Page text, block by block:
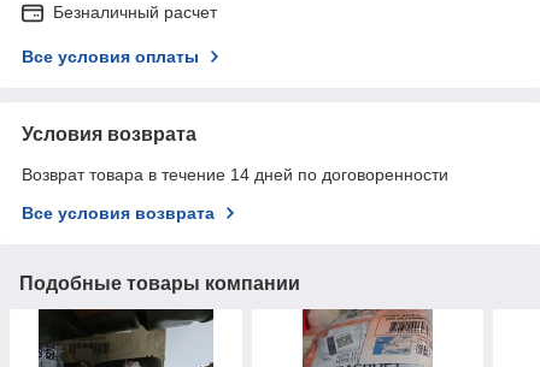
Безналичный расчет
Все условия оплаты
Условия возврата
Возврат товара в течение 14 дней по договоренности
Все условия возврата
Подобные товары компании